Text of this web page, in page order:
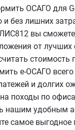
ОСАГО для
без лишних
вы сможете
от лучших
стоимость
е-ОСАГО
и долгих
походы по
нашим удобным
самое выгодное